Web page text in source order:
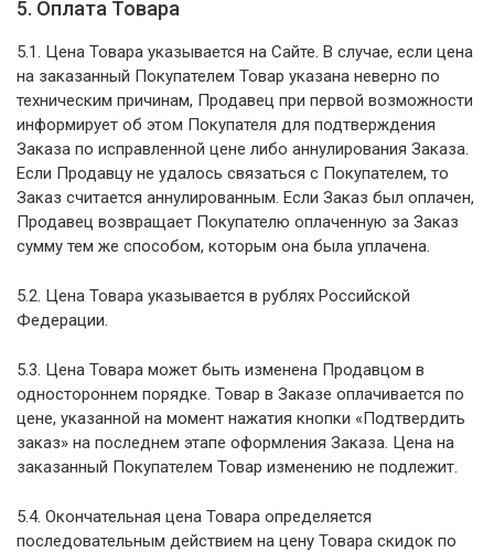
5. Оплата Товара
5.1. Цена Товара указывается на Сайте. В случае, если цена
на заказанный Покупателем Товар указана неверно по
техническим причинам, Продавец при первой возможности
информирует об этом Покупателя для подтверждения
Заказа по исправленной цене либо аннулирования Заказа.
Если Продавцу не удалось связаться с Покупателем, то
Заказ считается аннулированным. Если Заказ был оплачен,
Продавец возвращает Покупателю оплаченную за Заказ
сумму тем же способом, которым она была уплачена.
5.2. Цена Товара указывается в рублях Российской
Федерации.
5.3. Цена Товара может быть изменена Продавцом в
одностороннем порядке. Товар в Заказе оплачивается по
цене, указанной на момент нажатия кнопки «Подтвердить
заказ» на последнем этапе оформления Заказа. Цена на
заказанный Покупателем Товар изменению не подлежит.
5.4. Окончательная цена Товара определяется
последовательным действием на цену Товара скидок по